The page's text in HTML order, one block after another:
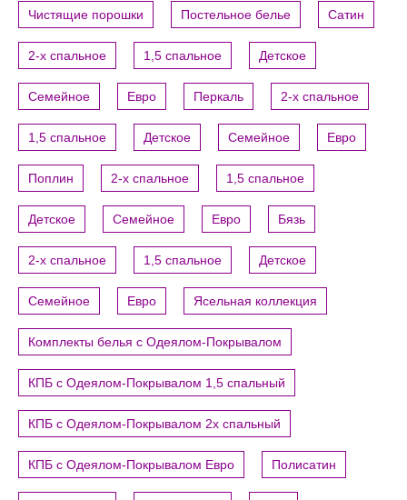
Чистящие порошки Постельное белье Сатин
2-х спальное 1,5 спальное Детское
Семейное Евро Перкаль 2-х спальное
1,5 спальное Детское Семейное Евро
Поплин 2-х спальное 1,5 спальное
Детское Семейное Евро Бязь
2-х спальное 1,5 спальное Детское
Семейное Евро Ясельная коллекция
Комплекты белья с Одеялом-Покрывалом
КПБ с Одеялом-Покрывалом 1,5 спальный
КПБ с Одеялом-Покрывалом 2х спальный
КПБ с Одеялом-Покрывалом Евро Полисатин